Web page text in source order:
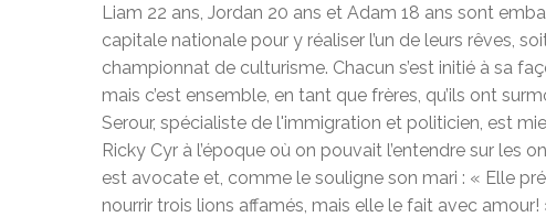
Liam 22 ans, Jordan 20 ans et Adam 18 ans sont
capitale nationale pour y réaliser l’un de leurs rêves,
championnat de culturisme. Chacun s’est initié à sa
mais c’est ensemble, en tant que frères, qu’ils ont
Serour, spécialiste de l'immigration et politicien, est
Ricky Cyr à l’époque où on pouvait l’entendre sur les
est avocate et, comme le souligne son mari : « Elle
nourrir trois lions affamés, mais elle le fait avec amour!